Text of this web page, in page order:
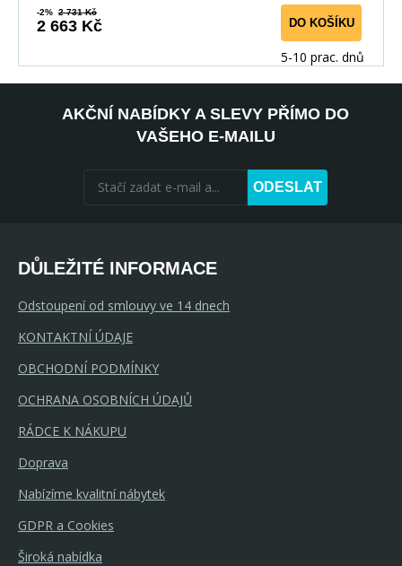
-2% 2 731 Kč
2 663 Kč DO KOŠÍKU
5-10 prac. dnů
AKČNÍ NABÍDKY A SLEVY PŘÍMO DO
VAŠEHO E-MAILU
ODESLAT
DŮLEŽITÉ INFORMACE
Odstoupení od smlouvy ve 14 dnech
KONTAKTNÍ ÚDAJE
OBCHODNÍ PODMÍNKY
OCHRANA OSOBNÍCH ÚDAJŮ
RÁDCE K NÁKUPU
Doprava
Nabízíme kvalitní nábytek
GDPR a Cookies
Široká nabídka